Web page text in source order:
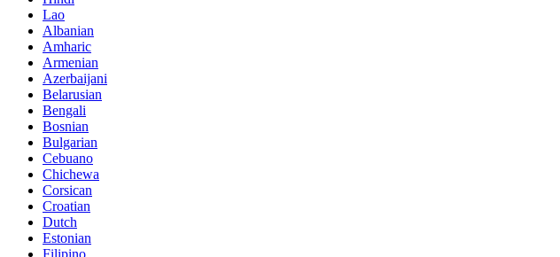
Lao
Albanian
Amharic
Armenian
Azerbaijani
Belarusian
Bengali
Bosnian
Bulgarian
Cebuano
Chichewa
Corsican
Croatian
Dutch
Estonian
Filipino